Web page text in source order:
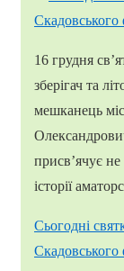
16 грудня
зберігач та
мешканець
присв’ячує
історії
Сьогодні
Скадовського